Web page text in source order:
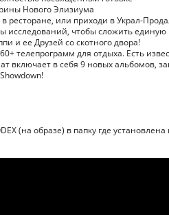
Нового Элизиума
ресторане, или приходи в Украл-
исследований, чтобы сложить
и ее Друзей со скотного двора!
телепрограмм для отдыха. Есть
включает в себя 9 новых альбомов,
(на образе) в папку где установлена